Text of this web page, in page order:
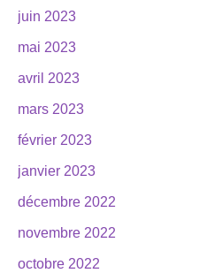
juin 2023
mai 2023
avril 2023
mars 2023
février 2023
janvier 2023
décembre 2022
novembre 2022
octobre 2022